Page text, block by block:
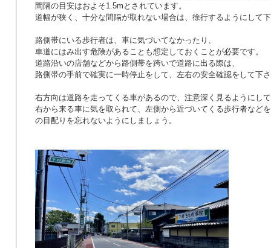
間隔の目安はおよそ1.5mとされています。
道幅が狭く、十分な間隔が取れない場合は、徐行するようにして
路側帯にいる歩行者は、車に気づいてなかったり、
車道にはみ出す危険があることも想定しておくことが必要です。
道路沿いの店舗などから路側帯を跨いで道路に出る際は、
路側帯の手前で確実に一時停止をして、左右の安全確認をして下
右方向は道路を走ってくる車があるので、注意深く見るようにし
右から来る車に気を取られて、左側から近づいてくる歩行者など
の目配りを忘れないようにしましょう。